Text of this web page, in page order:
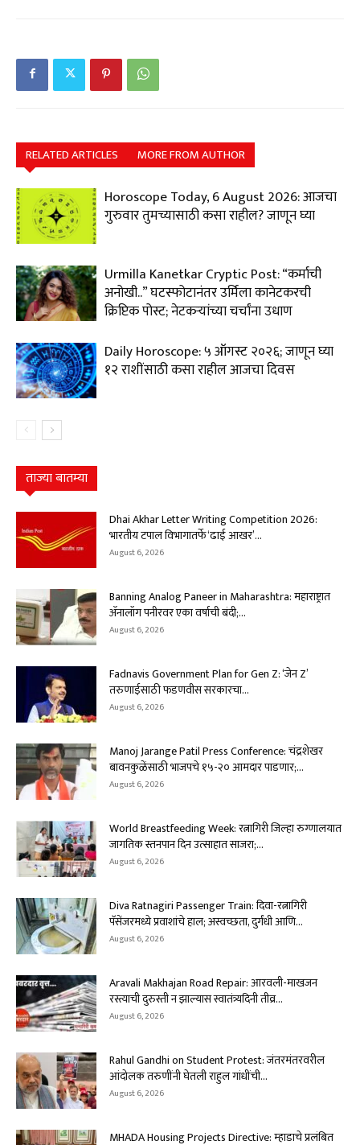
RELATED ARTICLES MORE FROM AUTHOR
Horoscope Today, 6 August 2026: आजचा
गुरुवार तुमच्यासाठी कसा राहील? जाणून घ्या
Urmilla Kanetkar Cryptic Post: “कर्माची
अनोखी..” घटस्फोटानंतर उर्मिला कानेटकरची
क्रिप्टिक पोस्ट; नेटकऱ्यांच्या चर्चांना उधाण
Daily Horoscope: ५ ऑगस्ट २०२६; जाणून घ्या
१२ राशींसाठी कसा राहील आजचा दिवस
ताज्या बातम्या
Dhai Akhar Letter Writing Competition 2026:
भारतीय टपाल विभागातर्फे ‘ढाई आखर’...
August 6, 2026
Banning Analog Paneer in Maharashtra: महाराष्ट्रात
ॲनालॉग पनीरवर एका वर्षाची बंदी;...
August 6, 2026
Fadnavis Government Plan for Gen Z: ‘जेन Z’
तरुणाईसाठी फडणवीस सरकारचा...
August 6, 2026
Manoj Jarange Patil Press Conference: चंद्रशेखर
बावनकुळेंसाठी भाजपचे १५-२० आमदार पाडणार;...
August 6, 2026
World Breastfeeding Week: रत्नागिरी जिल्हा रुग्णालयात
जागतिक स्तनपान दिन उत्साहात साजरा;...
August 6, 2026
Diva Ratnagiri Passenger Train: दिवा-रत्नागिरी
पॅसेंजरमध्ये प्रवाशांचे हाल; अस्वच्छता, दुर्गंधी आणि...
August 6, 2026
Aravali Makhajan Road Repair: आरवली-माखजन
रस्त्याची दुरुस्ती न झाल्यास स्वातंत्र्यदिनी तीव्र...
August 6, 2026
Rahul Gandhi on Student Protest: जंतरमंतरवरील
आंदोलक तरुणींनी घेतली राहुल गांधींची...
August 6, 2026
MHADA Housing Projects Directive: म्हाडाचे प्रलंबित